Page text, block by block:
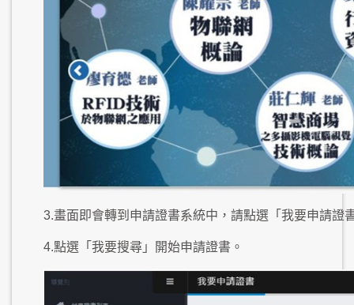
3.畫面即會轉到申請證書系統中，請點選「我要申請證
4.點選「我要搜尋」開始申請證書。